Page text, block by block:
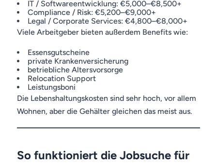
IT / Softwareentwicklung: €5,000–€8,500+
Compliance / Risk: €5,200–€9,000+
Legal / Corporate Services: €4,800–€8,000+
Viele Arbeitgeber bieten außerdem Benefits wie:
Essensgutscheine
private Krankenversicherung
betriebliche Altersvorsorge
Relocation Support
Leistungsboni
Die Lebenshaltungskosten sind sehr hoch, vor allem
Wohnen, aber die Gehälter gleichen das meist aus.
So funktioniert die Jobsuche für